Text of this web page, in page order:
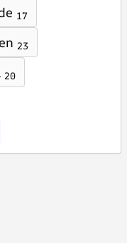
17
23
20